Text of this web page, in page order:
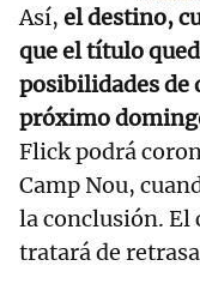
Así, el destino,
que el título
posibilidades de
próximo
Flick podrá
Camp Nou,
la conclusión. El
tratará de